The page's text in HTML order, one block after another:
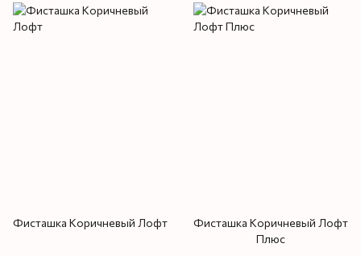
Фисташка Коричневый Лофт
Фисташка Коричневый Лофт
Плюс